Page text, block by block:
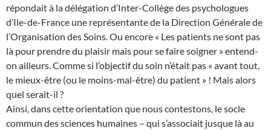
répondait à la délégation d’Inter-Collège des psychologues
d’Ile-de-France une représentante de la Direction Générale de
l’Organisation des Soins. Ou encore « Les patients ne sont pas
là pour prendre du plaisir mais pour se faire soigner » entend-
on ailleurs. Comme si l’objectif du soin n’était pas « avant tout,
le mieux-être (ou le moins-mal-être) du patient » ! Mais alors
quel serait-il ?
Ainsi, dans cette orientation que nous contestons, le socle
commun des sciences humaines – qui s’associait jusque là au